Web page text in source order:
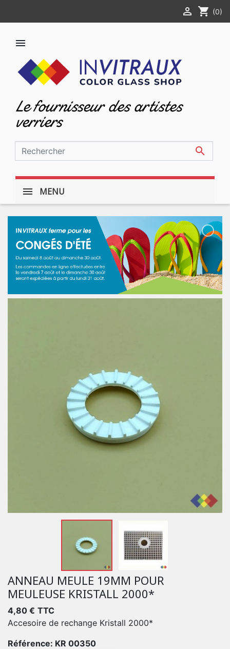
 shopping_cart (0)

Le fournisseur des artistes
verriers

MENU
ANNEAU MEULE 19MM POUR
MEULEUSE KRISTALL 2000*
4,80 € TTC
Accesoire de rechange Kristall 2000*
Référence: KR 00350